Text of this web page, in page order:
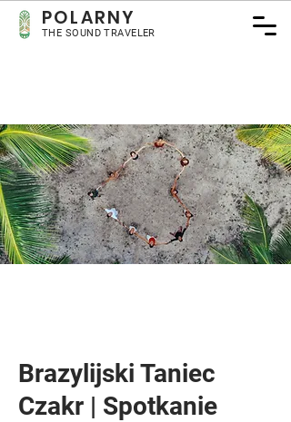
POLARNY
THE SOUND TRAVELER
Brazylijski Taniec
Czakr | Spotkanie